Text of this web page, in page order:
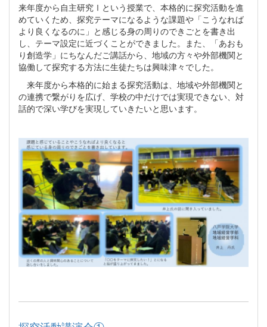
来年度から自主研究Ⅰという授業で、本格的に探究活動を進
めていくため、探究テーマになるような課題や「こうなれば
より良くなるのに」と感じる身の周りのできごとを書き出
し、テーマ設定に近づくことができました。また、「あおも
り創造学」にちなんだご講話から、地域の方々や外部機関と
協働して探究する方法に生徒たちは興味津々でした。
来年度から本格的に始まる探究活動は、地域や外部機関と
の連携で繋がりを広げ、学校の中だけでは実現できない、対
話的で深い学びを実現していきたいと思います。